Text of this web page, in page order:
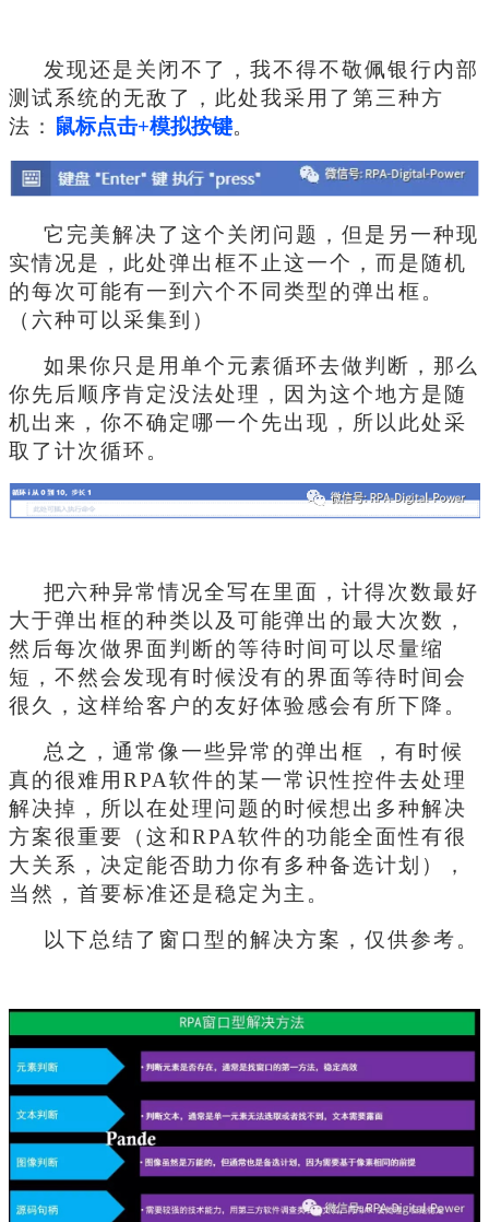
发现还是关闭不了，我不得不敬佩银行内部
测试系统的无敌了，此处我采用了第三种方
法： 鼠标点击+模拟按键。
它完美解决了这个关闭问题，但是另一种现
实情况是，此处弹出框不止这一个，而是随机
的每次可能有一到六个不同类型的弹出框。
（六种可以采集到）
如果你只是用单个元素循环去做判断，那么
你先后顺序肯定没法处理，因为这个地方是随
机出来，你不确定哪一个先出现，所以此处采
取了计次循环。
把六种异常情况全写在里面，计得次数最好
大于弹出框的种类以及可能弹出的最大次数，
然后每次做界面判断的等待时间可以尽量缩
短，不然会发现有时候没有的界面等待时间会
很久，这样给客户的友好体验感会有所下降。
总之，通常像一些异常的弹出框 ，有时候
真的很难用RPA软件的某一常识性控件去处理
解决掉，所以在处理问题的时候想出多种解决
方案很重要（这和RPA软件的功能全面性有很
大关系，决定能否助力你有多种备选计划），
当然，首要标准还是稳定为主。
以下总结了窗口型的解决方案，仅供参考。